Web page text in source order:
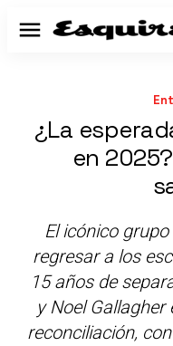
Menú
¿La
en
El icónico
regresar a los
15 años de
y Noel
reconciliación,